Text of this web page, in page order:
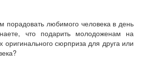
порадовать любимого человека в день
что подарить молодоженам на
оригинального сюрприза для друга или